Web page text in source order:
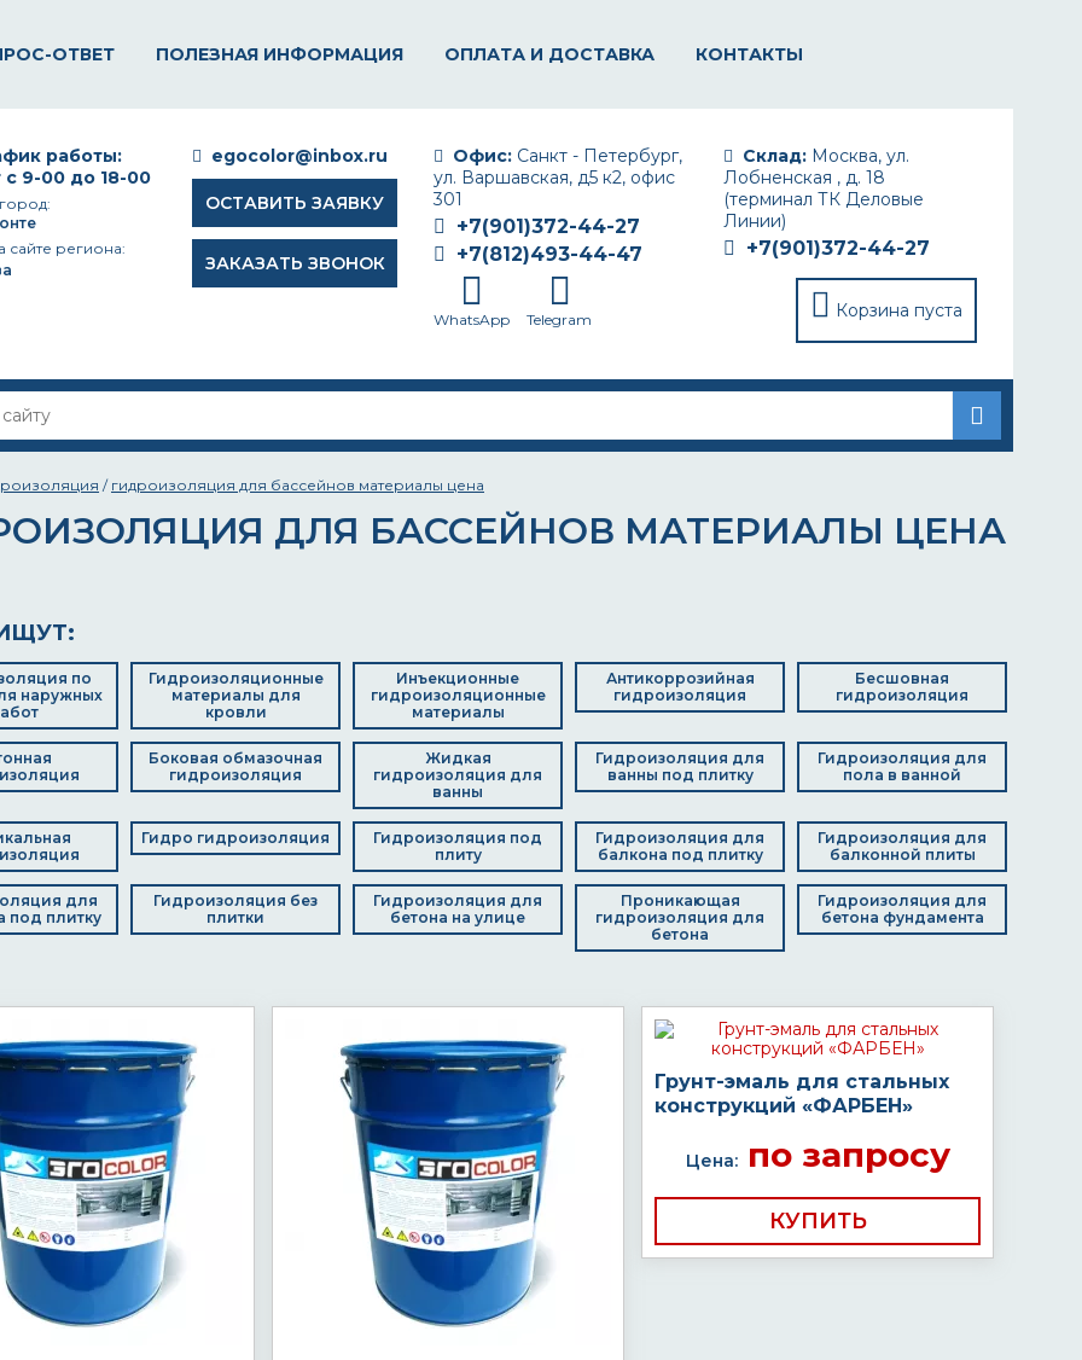
ОТВЕТ ПОЛЕЗНАЯ ИНФОРМАЦИЯ ОПЛАТА И ДОСТАВКА КОНТАКТЫ
Склад: Москва, ул.
Лобненская , д. 18
(терминал ТК Деловые
Линии)
+7(901)372-44-27
Корзина пуста
Офис: Санкт - Петербург,
ул. Варшавская, д5 к2, офис
301
+7(901)372-44-27
+7(812)493-44-47
WhatsApp Telegram
egocolor@inbox.ru
ОСТАВИТЬ ЗАЯВКУ
ЗАКАЗАТЬ ЗВОНОК
работы:
с 9-00 до 18-00
сайте региона:
/ гидроизоляция для бассейнов материалы цена
ДЛЯ БАССЕЙНОВ МАТЕРИАЛЫ ЦЕНА
по
наружных
Гидроизоляционные
материалы для
кровли
Инъекционные
гидроизоляционные
материалы
Антикоррозийная
гидроизоляция
Бесшовная
гидроизоляция
Боковая обмазочная
гидроизоляция
Жидкая
гидроизоляция для
ванны
Гидроизоляция для
ванны под плитку
Гидроизоляция для
пола в ванной
Гидро гидроизоляция
Гидроизоляция под
плиту
Гидроизоляция для
балкона под плитку
Гидроизоляция для
балконной плиты
для
под плитку
Гидроизоляция без
плитки
Гидроизоляция для
бетона на улице
Проникающая
гидроизоляция для
бетона
Гидроизоляция для
бетона фундамента
Грунт-эмаль для стальных
конструкций «ФАРБЕН»
Цена:по запросу
КУПИТЬ